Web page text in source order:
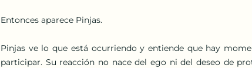
Entonces aparece Pinjas.
Pinjas ve lo que está ocurriendo y entiende que hay
participar. Su reacción no nace del ego ni del deseo de